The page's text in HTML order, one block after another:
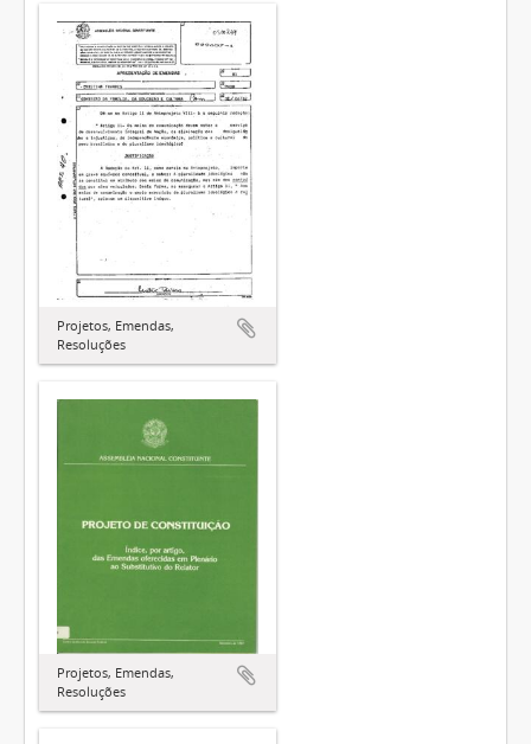
Projetos, Emendas,
Resoluções
Projetos, Emendas,
Resoluções